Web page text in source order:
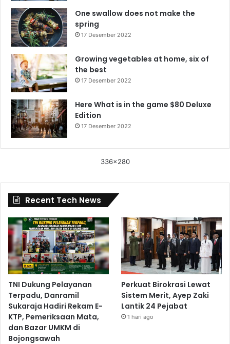
One swallow does not make the
spring
17 Desember 2022
Growing vegetables at home, six of
the best
17 Desember 2022
Here What is in the game $80 Deluxe
Edition
17 Desember 2022
336x280
Recent Tech News
TNI Dukung Pelayanan
Terpadu, Danramil
Sukaraja Hadiri Rekam E-
KTP, Pemeriksaan Mata,
dan Bazar UMKM di
Bojongsawah
Perkuat Birokrasi Lewat
Sistem Merit, Ayep Zaki
Lantik 24 Pejabat
1 hari ago